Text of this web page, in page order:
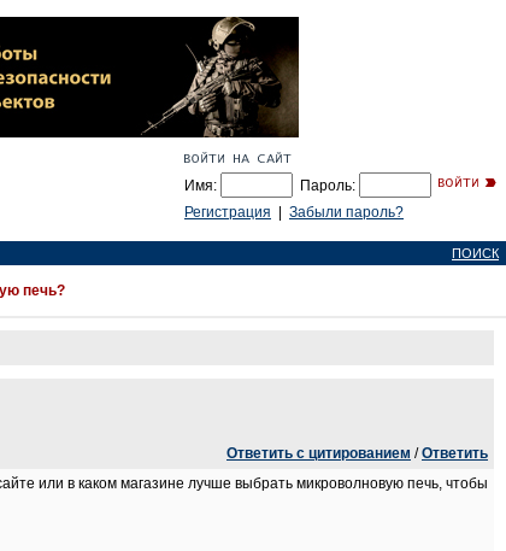
Имя:
Пароль:
Регистрация
Забыли пароль?
ПОИСК
печь?
Ответить с цитированием /Ответить
или в каком магазине лучше выбрать микроволновую печь, чтобы